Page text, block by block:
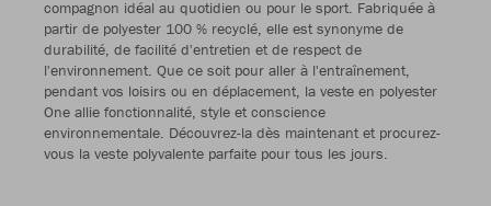
compagnon idéal au quotidien ou pour le sport. Fabriquée à
partir de polyester 100 % recyclé, elle est synonyme de
durabilité, de facilité d'entretien et de respect de
l'environnement. Que ce soit pour aller à l'entraînement,
pendant vos loisirs ou en déplacement, la veste en polyester
One allie fonctionnalité, style et conscience
environnementale. Découvrez-la dès maintenant et procurez-
vous la veste polyvalente parfaite pour tous les jours.